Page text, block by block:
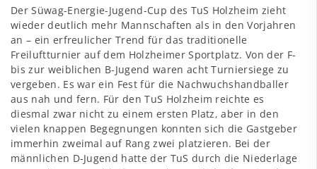
Der Süwag-Energie-Jugend-Cup des TuS Holzheim zieht
wieder deutlich mehr Mannschaften als in den Vorjahren
an – ein erfreulicher Trend für das traditionelle
Freiluftturnier auf dem Holzheimer Sportplatz. Von der F-
bis zur weiblichen B-Jugend waren acht Turniersiege zu
vergeben. Es war ein Fest für die Nachwuchshandballer
aus nah und fern. Für den TuS Holzheim reichte es
diesmal zwar nicht zu einem ersten Platz, aber in den
vielen knappen Begegnungen konnten sich die Gastgeber
immerhin zweimal auf Rang zwei platzieren. Bei der
männlichen D-Jugend hatte der TuS durch die Niederlage